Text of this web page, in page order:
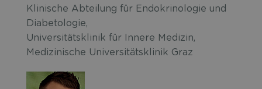
Klinische Abteilung für Endokrinologie und
Diabetologie,
Universitätsklinik für Innere Medizin,
Medizinische Universitätsklinik Graz